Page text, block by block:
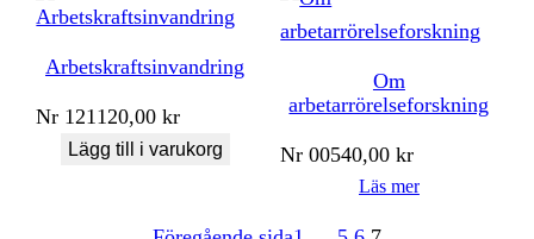
Arbetskraftsinvandring
Nr 121120,00kr
Lägg till i varukorg
Om
arbetarrörelseforskning
Nr 00540,00kr
Läs mer